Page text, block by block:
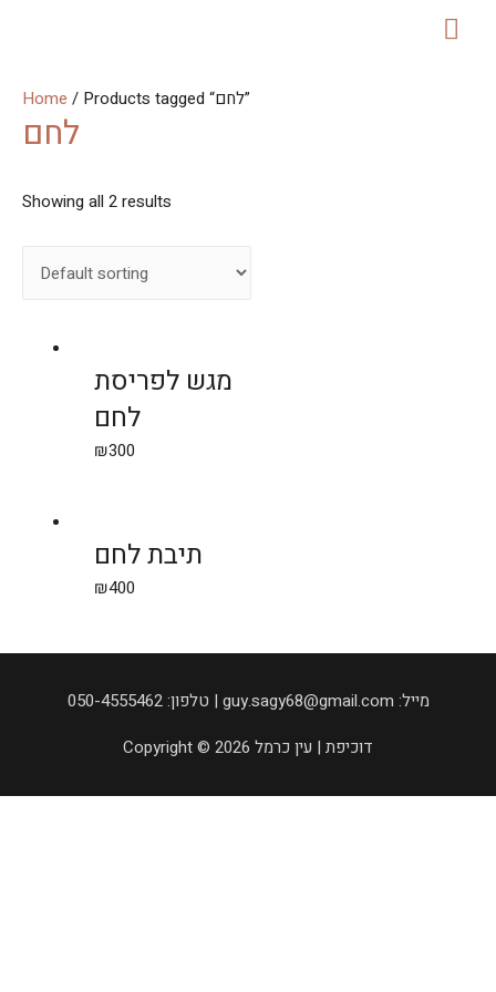
Home / Products tagged “לחם”
לחם
Showing all 2 results
מגש לפריסת
לחם
₪300
תיבת לחם
₪400
050-4555462 :טלפון | guy.sagy68@gmail.com :מייל
Copyright © 2026 דוכיפת | עין כרמל